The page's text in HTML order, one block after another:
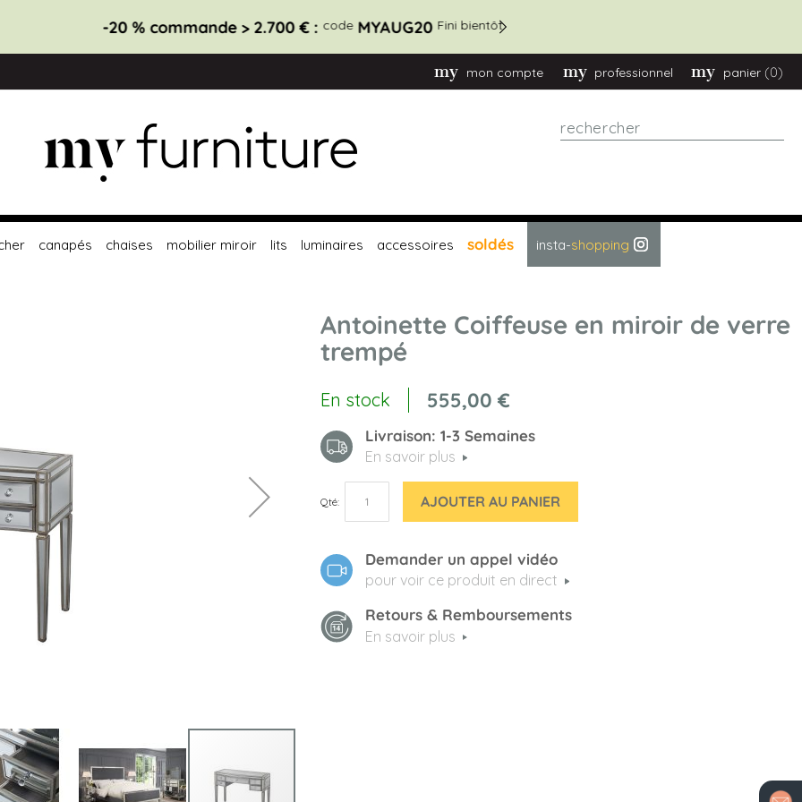
-20 % commande > 2.700 € : code MYAUG20 Fini bientôt
mon compte professionnel panier (0)
Rechercher
canapés chaises mobilier miroir lits luminaires accessoires soldés insta-shopping
Antoinette Coiffeuse en miroir de verre
trempé
En stock 555,00 €
Livraison: 1-3 Semaines
En savoir plus
Qté AJOUTER AU PANIER
Demander un appel vidéo
pour voir ce produit en direct
Retours & Remboursements
En savoir plus